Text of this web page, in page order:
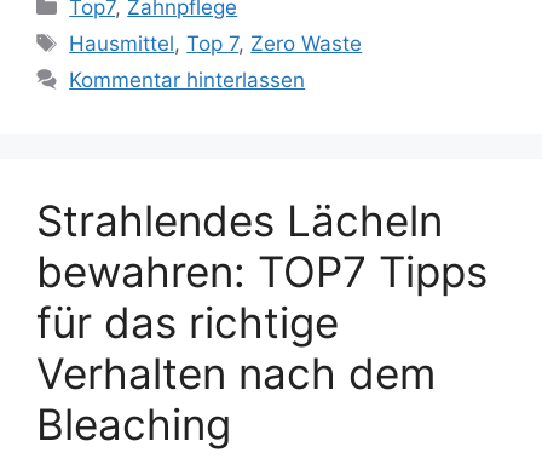
Top7, Zahnpflege
Schlagwörter
Hausmittel,Top 7, Zero Waste
Kommentar hinterlassen
Strahlendes Lächeln
bewahren: TOP7 Tipps
für das richtige
Verhalten nach dem
Bleaching